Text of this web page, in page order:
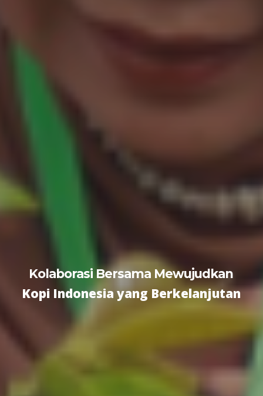
Kolaborasi Bersama Mewujudkan
Kopi Indonesia yang Berkelanjutan